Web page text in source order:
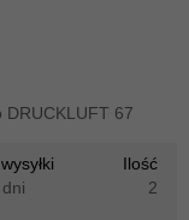
67
Ilość
2